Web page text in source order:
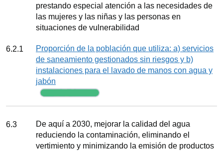
prestando especial atención a las necesidades de
las mujeres y las niñas y las personas en
situaciones de vulnerabilidad
Indicador
6.2.1
Proporción de la población que utiliza: a) servicios
de saneamiento gestionados sin riesgos y b)
instalaciones para el lavado de manos con agua y
jabón
Seguimiento
Meta
6.3
De aquí a 2030, mejorar la calidad del agua
reduciendo la contaminación, eliminando el
vertimiento y minimizando la emisión de productos